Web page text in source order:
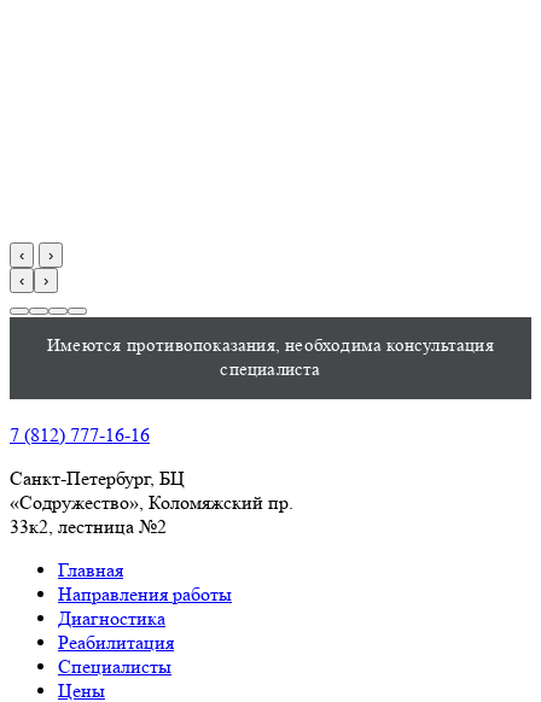
‹
›
‹
›
Имеются противопоказания, необходима консультация
специалиста
7 (812) 777-16-16
Санкт-Петербург, БЦ
«Содружество», Колoмяжский пр.
33к2, лестница №2
Главная
Направления работы
Диагностика
Реабилитация
Специалисты
Цены